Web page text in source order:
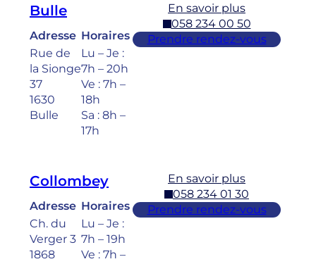
Bulle
Adresse
Rue de
la Sionge
37
1630
Bulle
Horaires
Lu – Je :
7h – 20h
Ve : 7h –
18h
Sa : 8h –
17h
En savoir plus
058 234 00 50
Prendre rendez-vous
Collombey
Adresse
Ch. du
Verger 3
1868
Horaires
Lu – Je :
7h – 19h
Ve : 7h –
En savoir plus
058 234 01 30
Prendre rendez-vous